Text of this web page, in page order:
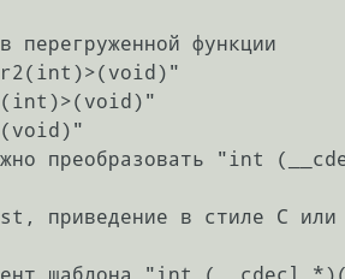
функции
преобразовать "int